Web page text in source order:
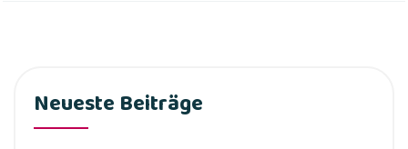
Neueste Beiträge